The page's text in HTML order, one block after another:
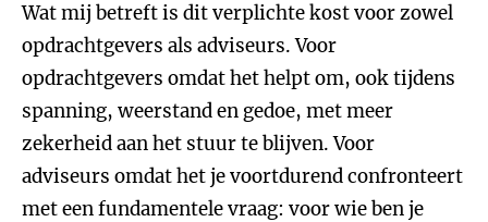
Wat mij betreft is dit verplichte kost voor zowel
opdrachtgevers als adviseurs. Voor
opdrachtgevers omdat het helpt om, ook tijdens
spanning, weerstand en gedoe, met meer
zekerheid aan het stuur te blijven. Voor
adviseurs omdat het je voortdurend confronteert
met een fundamentele vraag: voor wie ben je